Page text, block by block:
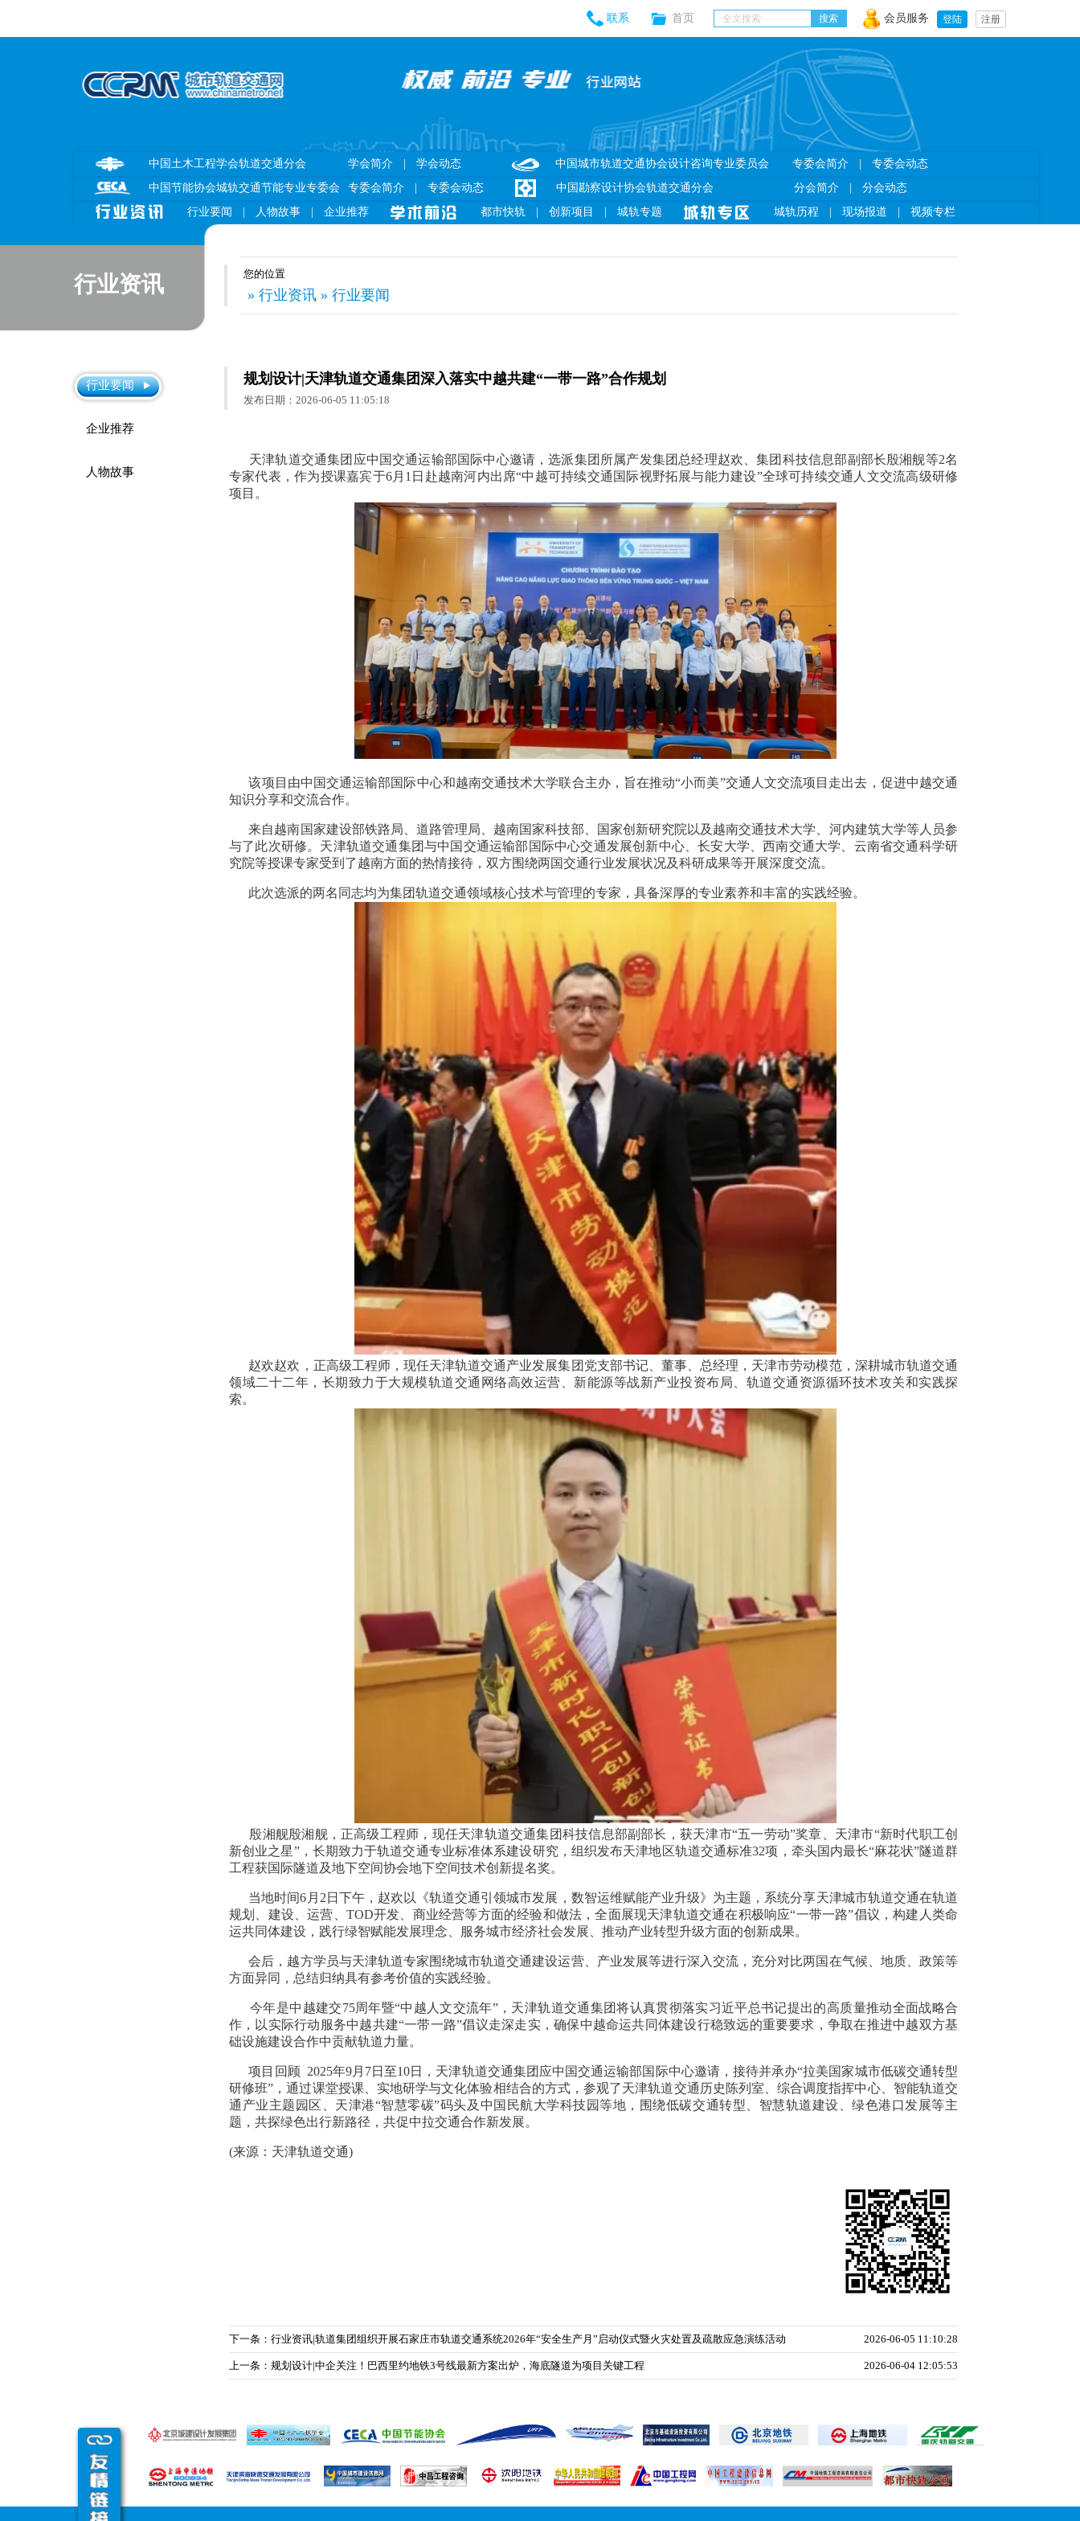
联系 首页 会员服务 登陆 注册
行业要闻 人物故事 企业推荐 都市快轨 创新项目 城轨专题 城轨历程 现场报道 视频专栏
中国节能协会城轨交通节能专业专委会 专委会简介 专委会动态 中国勘察设计协会轨道交通分会 分会简介 分会动态
中国土木工程学会轨道交通分会 学会简介 学会动态 中国城市轨道交通协会设计咨询专业委员会 专委会简介 专委会动态
行业资讯 您的位置
» 行业资讯 » 行业要闻
行业要闻
企业推荐
人物故事
规划设计|天津轨道交通集团深入落实中越共建“一带一路”合作规划
发布日期：2026-06-05 11:05:18
天津轨道交通集团应中国交通运输部国际中心邀请，选派集团所属产发集团总经理赵欢、集团科技信息部副部长殷湘舰等2名
专家代表，作为授课嘉宾于6月1日赴越南河内出席“中越可持续交通国际视野拓展与能力建设”全球可持续交通人文交流高级研修
项目。
该项目由中国交通运输部国际中心和越南交通技术大学联合主办，旨在推动“小而美”交通人文交流项目走出去，促进中越交通
知识分享和交流合作。
来自越南国家建设部铁路局、道路管理局、越南国家科技部、国家创新研究院以及越南交通技术大学、河内建筑大学等人员参
与了此次研修。天津轨道交通集团与中国交通运输部国际中心交通发展创新中心、长安大学、西南交通大学、云南省交通科学研
究院等授课专家受到了越南方面的热情接待，双方围绕两国交通行业发展状况及科研成果等开展深度交流。
此次选派的两名同志均为集团轨道交通领域核心技术与管理的专家，具备深厚的专业素养和丰富的实践经验。
赵欢赵欢，正高级工程师，现任天津轨道交通产业发展集团党支部书记、董事、总经理，天津市劳动模范，深耕城市轨道交通
领域二十二年，长期致力于大规模轨道交通网络高效运营、新能源等战新产业投资布局、轨道交通资源循环技术攻关和实践探
索。
殷湘舰殷湘舰，正高级工程师，现任天津轨道交通集团科技信息部副部长，获天津市“五一劳动”奖章、天津市“新时代职工创
新创业之星”，长期致力于轨道交通专业标准体系建设研究，组织发布天津地区轨道交通标准32项，牵头国内最长“麻花状”隧道群
工程获国际隧道及地下空间协会地下空间技术创新提名奖。
当地时间6月2日下午，赵欢以《轨道交通引领城市发展，数智运维赋能产业升级》为主题，系统分享天津城市轨道交通在轨道
规划、建设、运营、TOD开发、商业经营等方面的经验和做法，全面展现天津轨道交通在积极响应“一带一路”倡议，构建人类命
运共同体建设，践行绿智赋能发展理念、服务城市经济社会发展、推动产业转型升级方面的创新成果。
会后，越方学员与天津轨道专家围绕城市轨道交通建设运营、产业发展等进行深入交流，充分对比两国在气候、地质、政策等
方面异同，总结归纳具有参考价值的实践经验。
今年是中越建交75周年暨“中越人文交流年”，天津轨道交通集团将认真贯彻落实习近平总书记提出的高质量推动全面战略合
作，以实际行动服务中越共建“一带一路”倡议走深走实，确保中越命运共同体建设行稳致远的重要要求，争取在推进中越双方基
础设施建设合作中贡献轨道力量。
项目回顾 2025年9月7日至10日，天津轨道交通集团应中国交通运输部国际中心邀请，接待并承办“拉美国家城市低碳交通转型
研修班”，通过课堂授课、实地研学与文化体验相结合的方式，参观了天津轨道交通历史陈列室、综合调度指挥中心、智能轨道交
通产业主题园区、天津港“智慧零碳”码头及中国民航大学科技园等地，围绕低碳交通转型、智慧轨道建设、绿色港口发展等主
题，共探绿色出行新路径，共促中拉交通合作新发展。
(来源：天津轨道交通)
下一条：行业资讯|轨道集团组织开展石家庄市轨道交通系统2026年“安全生产月”启动仪式暨火灾处置及疏散应急演练活动 2026-06-05 11:10:28
上一条：规划设计|中企关注！巴西里约地铁3号线最新方案出炉，海底隧道为项目关键工程 2026-06-04 12:05:53